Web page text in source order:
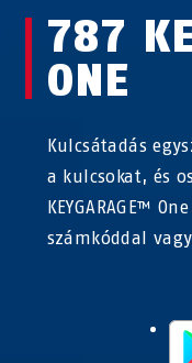
787
ONE
Kulcsátadás
a kulcsokat, és
KEYGARAGE™
számkóddal